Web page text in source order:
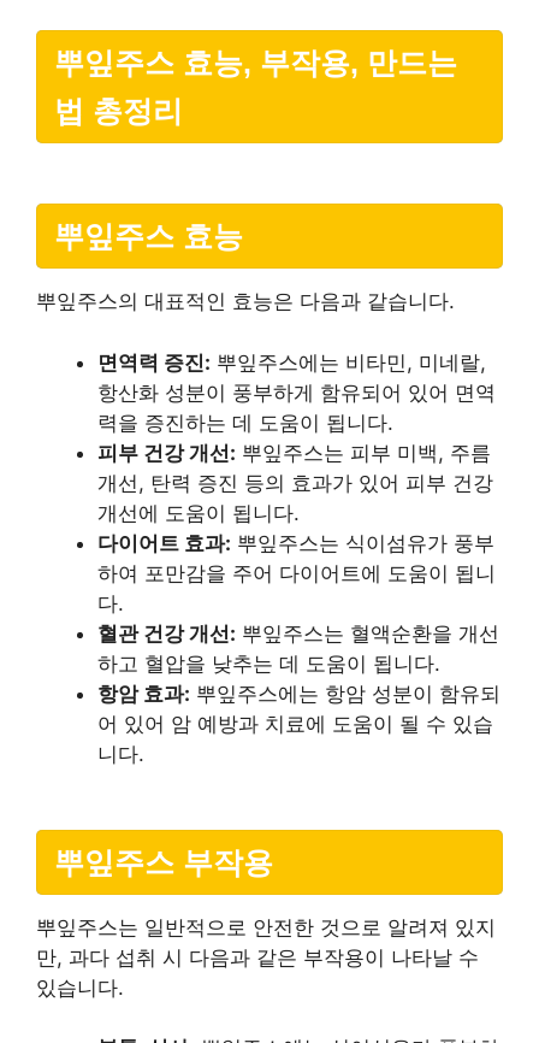
뿌잎주스 효능, 부작용, 만드는
법 총정리
뿌잎주스 효능
뿌잎주스의 대표적인 효능은 다음과 같습니다.
면역력 증진: 뿌잎주스에는 비타민, 미네랄,
항산화 성분이 풍부하게 함유되어 있어 면역
력을 증진하는 데 도움이 됩니다.
피부 건강 개선: 뿌잎주스는 피부 미백, 주름
개선, 탄력 증진 등의 효과가 있어 피부 건강
개선에 도움이 됩니다.
다이어트 효과: 뿌잎주스는 식이섬유가 풍부
하여 포만감을 주어 다이어트에 도움이 됩니
다.
혈관 건강 개선: 뿌잎주스는 혈액순환을 개선
하고 혈압을 낮추는 데 도움이 됩니다.
항암 효과: 뿌잎주스에는 항암 성분이 함유되
어 있어 암 예방과 치료에 도움이 될 수 있습
니다.
뿌잎주스 부작용
뿌잎주스는 일반적으로 안전한 것으로 알려져 있지
만, 과다 섭취 시 다음과 같은 부작용이 나타날 수
있습니다.